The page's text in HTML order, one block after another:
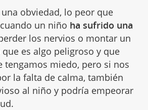
obviedad, lo peor que
un niño ha sufrido una
los nervios o montar un
es algo peligroso y que
tengamos miedo, pero si nos
la falta de calma, también
al niño y podría empeorar